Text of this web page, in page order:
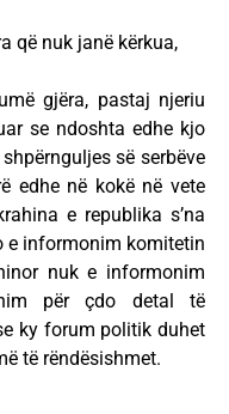
që nuk janë kërkua,
gjëra, pastaj njeriu
se ndoshta edhe kjo
së serbëve
edhe në kokë në vete
e republika s’na
e informonim komitetin
nuk e informonim
për çdo detal të
ky forum politik duhet
të rëndësishmet.